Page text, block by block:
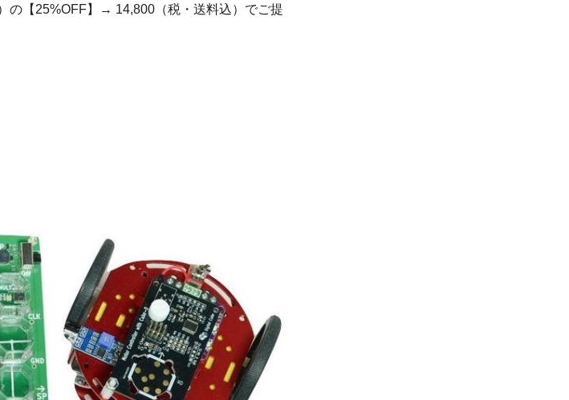
の【25%OFF】→ 14,800（税・送料込）でご提